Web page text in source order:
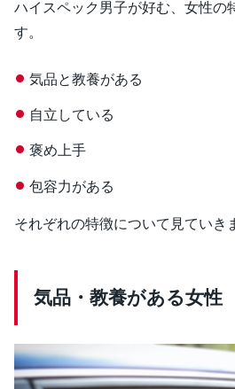
ハイスペック男子が好む、女性の
す。
気品と教養がある
自立している
褒め上手
包容力がある
それぞれの特徴について見ていき
気品・教養がある女性